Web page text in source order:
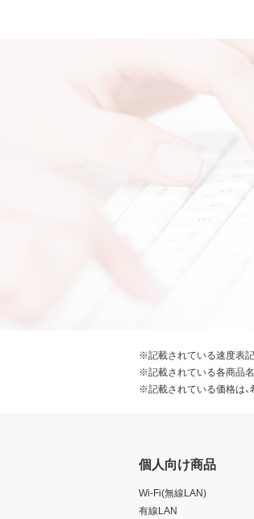
※記載されている速度表記
※記載されている各商品名
※記載されている価格は、
個人向け商品
Wi-Fi(無線LAN)
有線LAN